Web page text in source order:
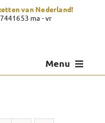
van Nederland!
ma - vr
Menu